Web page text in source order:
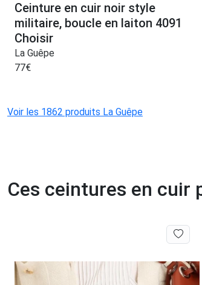
Ceinture en cuir noir style
militaire, boucle en laiton 4091
Choisir
La Guêpe
77€
Voir les 1862 produits La Guêpe
Ces ceintures en cuir